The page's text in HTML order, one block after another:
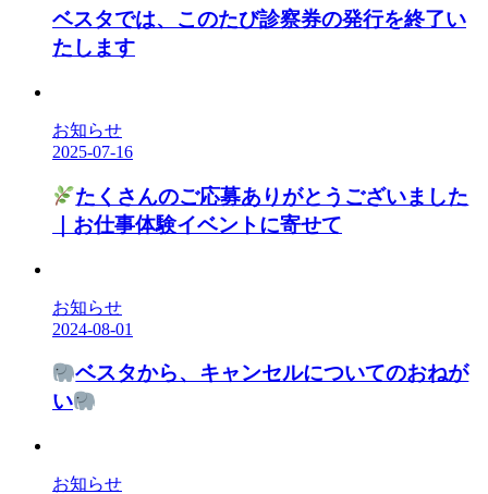
ベスタでは、このたび診察券の発行を終了い
たします
お知らせ
2025-07-16
たくさんのご応募ありがとうございました
｜お仕事体験イベントに寄せて
お知らせ
2024-08-01
ベスタから、キャンセルについてのおねが
い
お知らせ